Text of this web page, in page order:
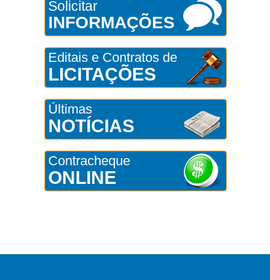
Solicitar
INFORMAÇÕES
Editais e Contratos de
LICITAÇÕES
Últimas
NOTÍCIAS
Contracheque
ONLINE